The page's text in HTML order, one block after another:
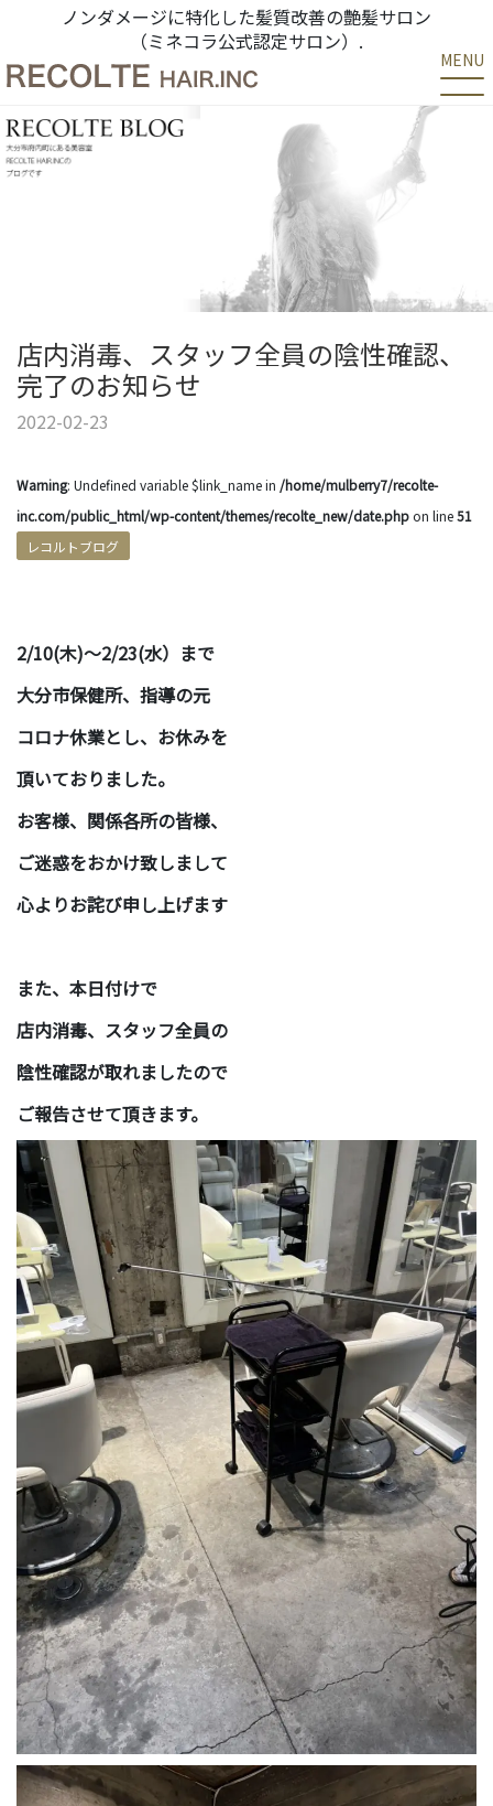
ノンダメージに特化した髪質改善の艶髪サロン
（ミネコラ公式認定サロン）.
MENU
店内消毒、スタッフ全員の陰性確認、
完了のお知らせ
2022-02-23
Warning: Undefined variable $link_name in /home/mulberry7/recolte-
inc.com/public_html/wp-content/themes/recolte_new/date.phpon line51
レコルトブログ
2/10(木)〜2/23(水）まで
大分市保健所、指導の元
コロナ休業とし、お休みを
頂いておりました。
お客様、関係各所の皆様、
ご迷惑をおかけ致しまして
心よりお詫び申し上げます
また、本日付けで
店内消毒、スタッフ全員の
陰性確認が取れましたので
ご報告させて頂きます。